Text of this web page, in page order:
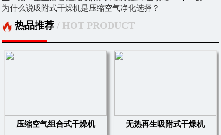
为什么说吸附式干燥机是压缩空气净化选择？
热品推荐/ HOT PRODUCT
压缩空气组合式干燥机
无热再生吸附式干燥机